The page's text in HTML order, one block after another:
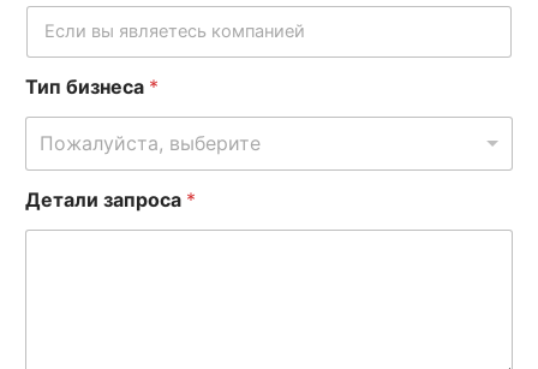
Тип бизнеса *
Пожалуйста, выберите
Детали запроса *